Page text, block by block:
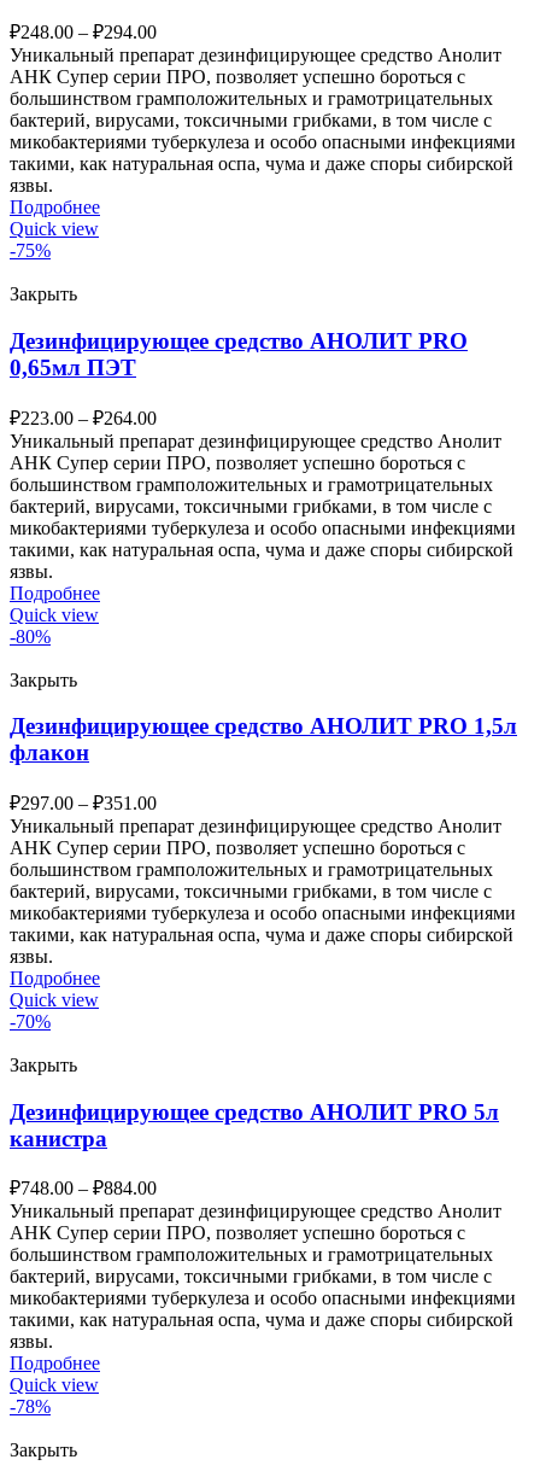
₽248.00 – ₽294.00
Уникальный препарат дезинфицирующее средство Анолит
АНК Супер серии ПРО, позволяет успешно бороться с
большинством грамположительных и грамотрицательных
бактерий, вирусами, токсичными грибками, в том числе с
микобактериями туберкулеза и особо опасными инфекциями
такими, как натуральная оспа, чума и даже споры сибирской
язвы.
Подробнее
Quick view
-75%
Закрыть
Дезинфицирующее средство АНОЛИТ PRO
0,65мл ПЭТ
₽223.00 – ₽264.00
Уникальный препарат дезинфицирующее средство Анолит
АНК Супер серии ПРО, позволяет успешно бороться с
большинством грамположительных и грамотрицательных
бактерий, вирусами, токсичными грибками, в том числе с
микобактериями туберкулеза и особо опасными инфекциями
такими, как натуральная оспа, чума и даже споры сибирской
язвы.
Подробнее
Quick view
-80%
Закрыть
Дезинфицирующее средство АНОЛИТ PRO 1,5л
флакон
₽297.00 – ₽351.00
Уникальный препарат дезинфицирующее средство Анолит
АНК Супер серии ПРО, позволяет успешно бороться с
большинством грамположительных и грамотрицательных
бактерий, вирусами, токсичными грибками, в том числе с
микобактериями туберкулеза и особо опасными инфекциями
такими, как натуральная оспа, чума и даже споры сибирской
язвы.
Подробнее
Quick view
-70%
Закрыть
Дезинфицирующее средство АНОЛИТ PRO 5л
канистра
₽748.00 – ₽884.00
Уникальный препарат дезинфицирующее средство Анолит
АНК Супер серии ПРО, позволяет успешно бороться с
большинством грамположительных и грамотрицательных
бактерий, вирусами, токсичными грибками, в том числе с
микобактериями туберкулеза и особо опасными инфекциями
такими, как натуральная оспа, чума и даже споры сибирской
язвы.
Подробнее
Quick view
-78%
Закрыть